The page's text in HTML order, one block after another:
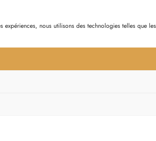
expériences, nous utilisons des technologies telles que